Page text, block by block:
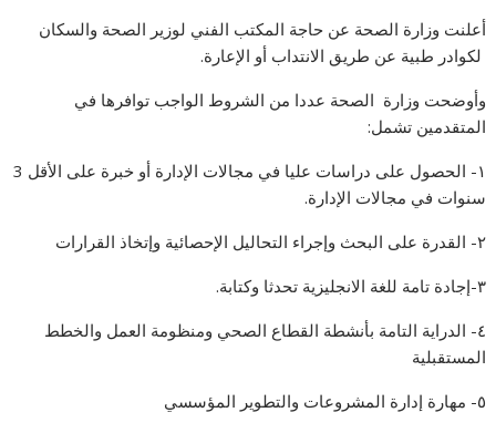
أعلنت وزارة الصحة عن حاجة المكتب الفني لوزير الصحة والسكان
لكوادر طبية عن طريق الانتداب أو الإعارة.
وأوضحت وزارة الصحة عددا من الشروط الواجب توافرها في
المتقدمين تشمل:
١- الحصول على دراسات عليا في مجالات الإدارة أو خبرة على الأقل 3
سنوات في مجالات الإدارة.
٢- القدرة على البحث وإجراء التحاليل الإحصائية وإتخاذ القرارات
٣-إجادة تامة للغة الانجليزية تحدثا وكتابة.
٤- الدراية التامة بأنشطة القطاع الصحي ومنظومة العمل والخطط
المستقبلية
٥- مهارة إدارة المشروعات والتطوير المؤسسي